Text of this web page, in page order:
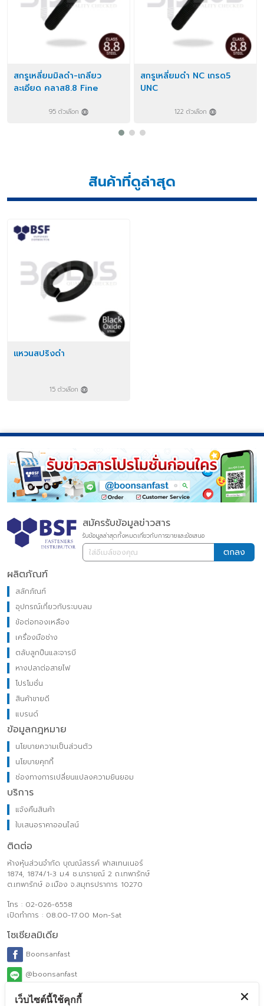
สกรูเหลี่ยมมิลดำ-เกลียว
ละเอียด คลาส8.8 Fine
95 ตัวเลือก
สกรูเหลี่ยมดำ NC เกรด5
UNC
122 ตัวเลือก
สินค้าที่ดูล่าสุด
แหวนสปริงดำ
15 ตัวเลือก
สมัครรับข้อมูลข่าวสาร
รับข้อมูลล่าสุดทั้งหมดเกี่ยวกับการขายและข้อเสนอ
ตกลง
ผลิตภัณฑ์
สลักภัณฑ์
อุปกรณ์เกี่ยวกับระบบลม
ข้อต่อทองเหลือง
เครื่องมือช่าง
ตลับลูกปืนและจารบี
หางปลาต่อสายไฟ
โปรโมชั่น
สินค้าขายดี
แบรนด์
ข้อมูลกฎหมาย
นโยบายความเป็นส่วนตัว
นโยบายคุกกี้
ช่องทางการเปลี่ยนแปลงความยินยอม
บริการ
แจ้งคืนสินค้า
ใบเสนอราคาออนไลน์
ติดต่อ
ห้างหุ้นส่วนจำกัด บุณณ์สรรค์ ฟาสเทนเนอร์
1874, 1874/1-3 ม.4 ซ.นารายณ์ 2 ถ.เทพารักษ์
ต.เทพารักษ์ อ.เมือง จ.สมุทรปราการ 10270
โทร : 02-026-6558
เปิดทำการ : 08.00-17.00 Mon-Sat
โซเชียลมิเดีย
Boonsanfast
@boonsanfast
www.boonsanfasteners.com
เว็บไซต์นี้ใช้คุกกี้